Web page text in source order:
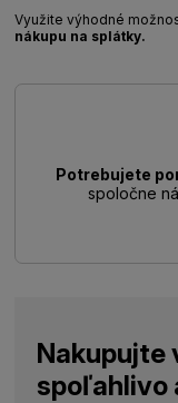
Využite výhodné
nákupu na splátky.
Potrebujete
spoločne
Nakupujte
spoľahlivo